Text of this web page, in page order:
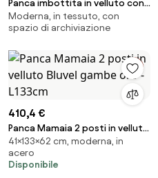
Panca imbottita in velluto con
vano contenitore Alto
Moderna, in tessuto, con
spazio di archiviazione
410,4 €
Panca Mamaia 2 posti in velluto
Bluvel gambe oro - L133cm
41×133×62 cm, moderna, in
acero
Disponibile